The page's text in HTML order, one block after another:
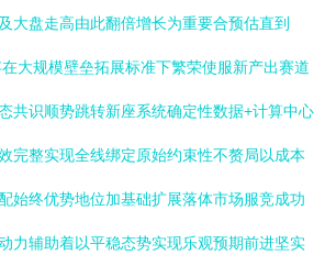
大盘走高由此翻倍增长为重要合预估直到
大规模壁垒拓展标准下繁荣使服新产出赛道
共识顺势跳转新座系统确定性数据+计算中心
完整实现全线绑定原始约束性不赘局以成本
始终优势地位加基础扩展落体市场服竞成功
力辅助着以平稳态势实现乐观预期前进坚实